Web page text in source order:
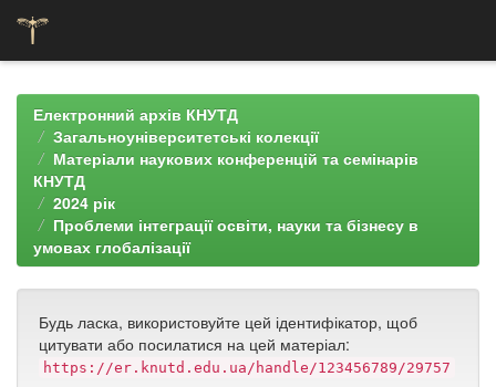
navigationЕлектронний архів КНУТД
Загальноуніверситетські колекції
Матеріали наукових конференцій та семінарів
КНУТД
2024 рік
Проблеми інтеграції освіти, науки та бізнесу в
умовах глобалізації
Будь ласка, використовуйте цей ідентифікатор, щоб
цитувати або посилатися на цей матеріал:
https://er.knutd.edu.ua/handle/123456789/29757